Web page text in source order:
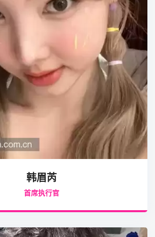
韩眉芮
首席执行官